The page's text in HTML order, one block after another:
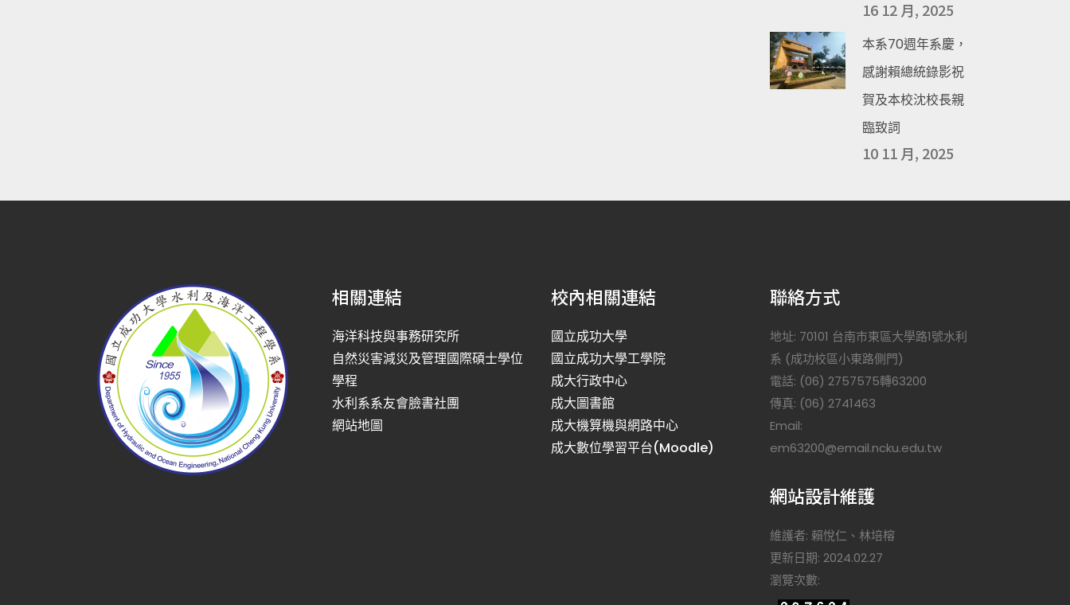
16 12 月, 2025
本系70週年系慶，
感謝賴總統錄影祝
賀及本校沈校長親
臨致詞
10 11 月, 2025
相關連結
海洋科技與事務研究所
自然災害減災及管理國際碩士學位
學程
水利系系友會臉書社團
網站地圖
校內相關連結
國立成功大學
國立成功大學工學院
成大行政中心
成大圖書館
成大機算機與網路中心
成大數位學習平台(Moodle)
聯絡方式
地址: 70101 台南市東區大學路1號水利
系 (成功校區小東路側門)
電話: (06) 2757575轉63200
傳真: (06) 2741463
Email:
em63200@email.ncku.edu.tw
網站設計維護
維護者: 賴悅仁、林培榕
更新日期: 2024.02.27
瀏覽次數: